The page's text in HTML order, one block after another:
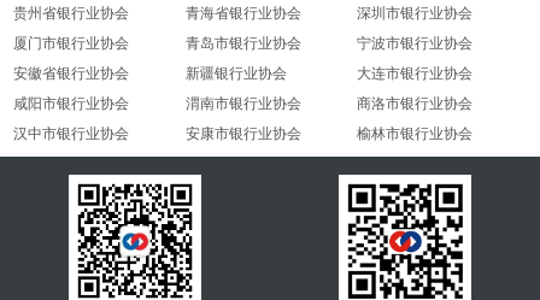
贵州省银行业协会
青海省银行业协会
深圳市银行业协会
厦门市银行业协会
青岛市银行业协会
宁波市银行业协会
安徽省银行业协会
新疆银行业协会
大连市银行业协会
咸阳市银行业协会
渭南市银行业协会
商洛市银行业协会
汉中市银行业协会
安康市银行业协会 榆林市银行业协会